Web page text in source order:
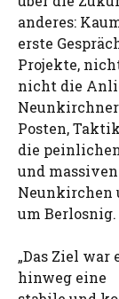
anderes:
erste
Projekte,
nicht die
Posten,
die
und
Neunkirchen
um Berlosnig.
„Das Ziel war
hinweg eine